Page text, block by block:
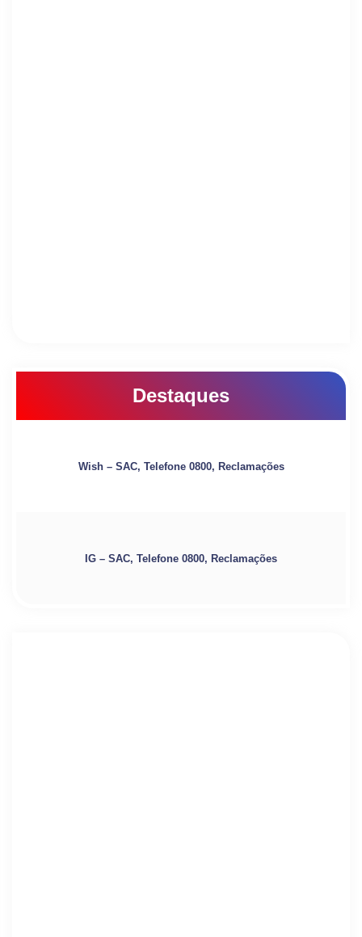
Destaques
Wish – SAC, Telefone 0800, Reclamações
IG – SAC, Telefone 0800, Reclamações